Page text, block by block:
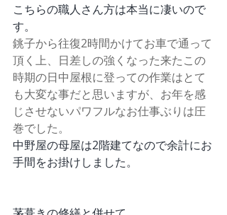
こちらの職人さん方は本当に凄いので
す。
銚子から往復2時間かけてお車で通って
頂く上、日差しの強くなった来たこの
時期の日中屋根に登っての作業はとて
も大変な事だと思いますが、お年を感
じさせないパワフルなお仕事ぶりは圧
巻でした。
中野屋の母屋は2階建てなので余計にお
手間をお掛けしました。